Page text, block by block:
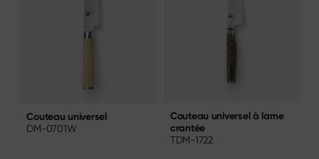
Couteau universel
DM-0701W
Couteau universel à lame
crantée
TDM-1722